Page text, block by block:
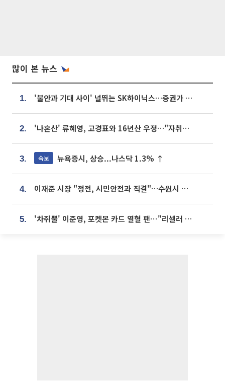
많이 본 뉴스
1. '불안과 기대 사이' 널뛰는 SK하이닉스…증권가 "HBM4·LTA 기반 펀터멘털 견고"
2. '나혼산' 류혜영, 고경표와 16년산 우정…"자취방서 부모님과 마주쳐"
3. 속보 뉴욕증시, 상승...나스닥 1.3% ↑
4. 이재준 시장 "정전, 시민안전과 직결"…수원시 비상대응체계 가동
5. '차쥐뿔' 이준영, 포켓몬 카드 열혈 팬⋯"리셀러 처단할 것"